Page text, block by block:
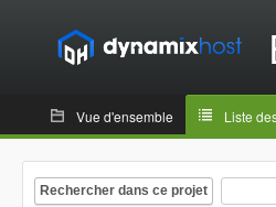
Vue d'ensemble Liste
Rechercher dans ce projet